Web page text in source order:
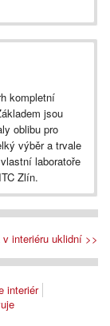
kompletní
jsou
oblibu pro
výběr a trvale
laboratoře
Zlín.
interiéru uklidní >>
interiér